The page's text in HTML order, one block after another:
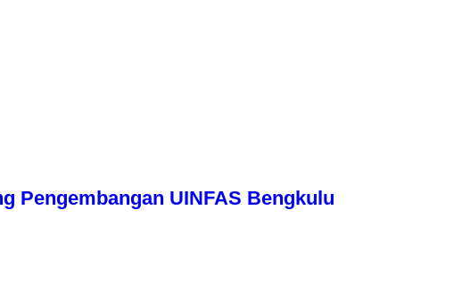
Pengembangan UINFAS Bengkulu